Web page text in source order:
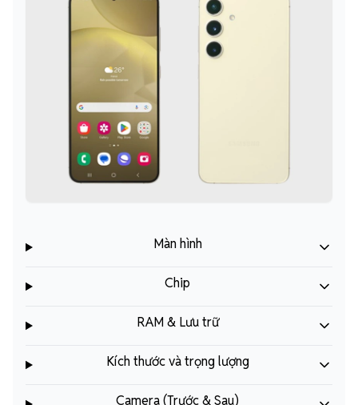
Màn hình
Chip
RAM & Lưu trữ
Kích thước và trọng lượng
Camera (Trước & Sau)